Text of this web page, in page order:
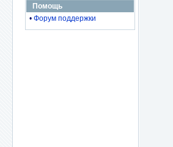
Помощь
• Форум поддержки